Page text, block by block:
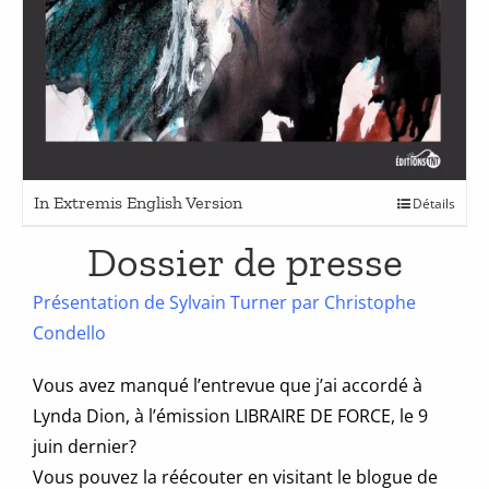
In Extremis English Version
Ce
plusieurs
variations.
Les
être
choisies
sur
page
Détails
Dossier de presse
Présentation de Sylvain Turner par Christophe
Condello
Vous avez manqué l’entrevue que j’ai accordé à
Lynda Dion, à l’émission LIBRAIRE DE FORCE, le 9
juin dernier?
Vous pouvez la réécouter en visitant le blogue de